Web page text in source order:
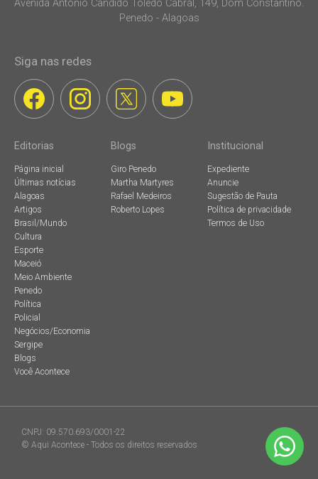
Avenida Antonio Candido Toledo Cabral, 149, Dom Constantino.
Penedo - Alagoas
Siga nas redes
Editorias
Página inicial
Últimas notícias
Alagoas
Artigos
Brasil/Mundo
Cultura
Esporte
Maceió
Meio Ambiente
Penedo
Política
Policial
Negócios/Economia
Sergipe
Blogs
Você Acontece
Blogs
Giro Penedo
Martha Martyres
Rafael Medeiros
Roberto Lopes
Institucional
Expediente
Anuncie
Sugestão de Pauta
Política de privacidade
Termos de Uso
CNPJ: 09.570.693/0001-22
© Aqui Acontece - Todos os direitos reservados